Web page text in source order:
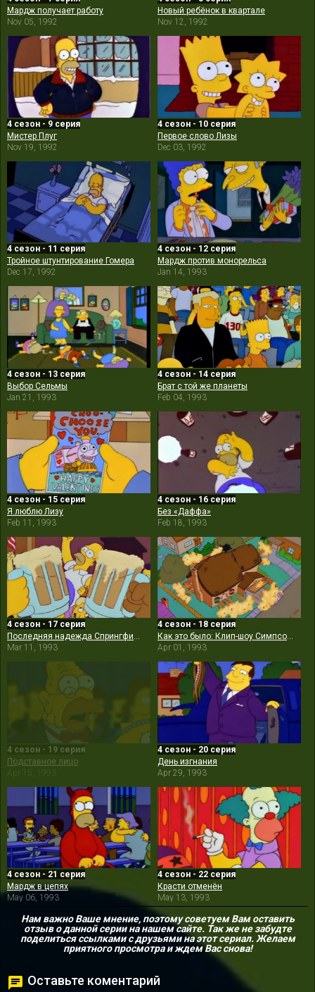
Мардж получает работу
Nov 05, 1992
Новый ребёнок в квартале
Nov 12, 1992
4 сезон - 9 серия
Мистер Плуг
Nov 19, 1992
4 сезон - 10 серия
Первое слово Лизы
Dec 03, 1992
4 сезон - 11 серия
Тройное штунтирование Гомера
Dec 17, 1992
4 сезон - 12 серия
Мардж против монорельса
Jan 14, 1993
4 сезон - 13 серия
Выбор Сельмы
Jan 21, 1993
4 сезон - 14 серия
Брат с той же планеты
Feb 04, 1993
4 сезон - 15 серия
Я люблю Лизу
Feb 11, 1993
4 сезон - 16 серия
Без «Даффа»
Feb 18, 1993
4 сезон - 17 серия
Последняя надежда Спрингфилда
Mar 11, 1993
4 сезон - 18 серия
Как это было: Клип-шоу Симпсонов
Apr 01, 1993
4 сезон - 19 серия
Подставное лицо
Apr 15, 1993
4 сезон - 20 серия
День изгнания
Apr 29, 1993
4 сезон - 21 серия
Мардж в цепях
May 06, 1993
4 сезон - 22 серия
Красти отменён
May 13, 1993
Нам важно Ваше мнение, поэтому советуем Вам оставить
отзыв о данной серии на нашем сайте. Так же не забудте
поделиться ссылками с друзьями на этот сериал. Желаем
приятного просмотра и ждем Вас снова!
Оставьте коментарий